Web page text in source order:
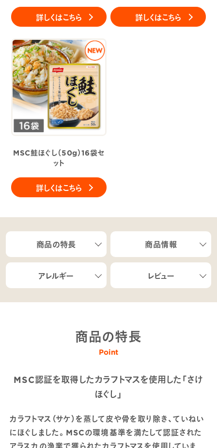
詳しくはこちら 詳しくはこちら
MSC鮭ほぐし（50g）16袋セ
ット
詳しくはこちら
商品の特長 商品情報
アレルギー レビュー
商品の特長
Point
MSC認証を取得したカラフトマスを使用した「さけ
ほぐし」
カラフトマス（サケ）を蒸して皮や骨を取り除き、ていねい
にほぐしました。MSCの環境基準を満たして認証された